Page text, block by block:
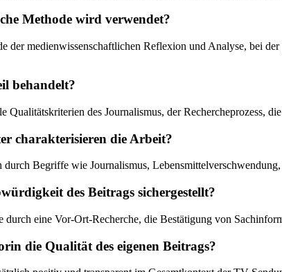
Methode wird verwendet?
der medienwissenschaftlichen Reflexion und Analyse, bei
behandelt?
Qualitätskriterien des Journalismus, der Rechercheprozess,
charakterisieren die Arbeit?
Begriffe wie Journalismus,
des Beitrags sichergestellt?
eine Vor-Ort-Recherche, die Bestätigung von
die Qualität des eigenen Beitrags?